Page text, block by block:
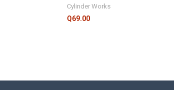
Cylinder Works
Q69.00